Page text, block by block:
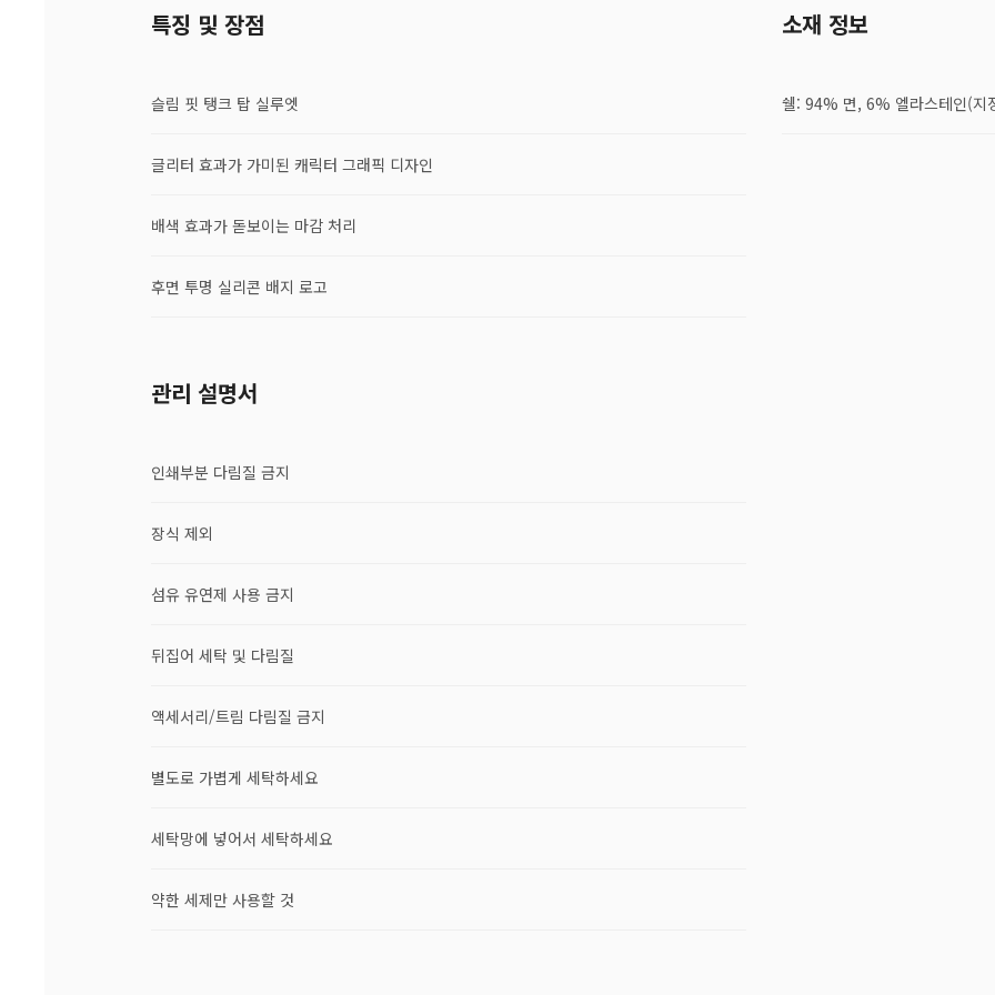
특징 및 장점
슬림 핏 탱크 탑 실루엣
글리터 효과가 가미된 캐릭터 그래픽 디자인
배색 효과가 돋보이는 마감 처리
후면 투명 실리콘 배지 로고
소재 정보
쉘: 94% 면, 6% 엘라스테인(지
관리 설명서
인쇄부분 다림질 금지
장식 제외
섬유 유연제 사용 금지
뒤집어 세탁 및 다림질
액세서리/트림 다림질 금지
별도로 가볍게 세탁하세요
세탁망에 넣어서 세탁하세요
약한 세제만 사용할 것